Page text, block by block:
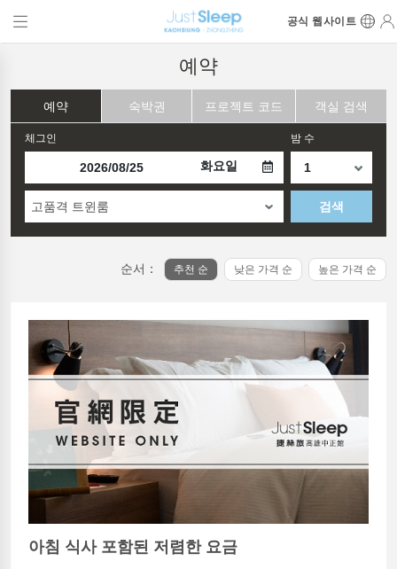
공식 웹사이트
예약
예약 숙박권 프로젝트 코드 객실 검색
체그인
화요일
밤 수
고품격 트윈룸 검색
순서： 추천 순 낮은 가격 순 높은 가격 순
아침 식사 포함된 저렴한 요금